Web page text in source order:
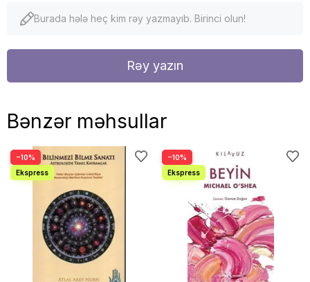
Burada hələ heç kim rəy yazmayıb. Birinci olun!
Rəy yazın
Bənzər məhsullar
−10% −10%